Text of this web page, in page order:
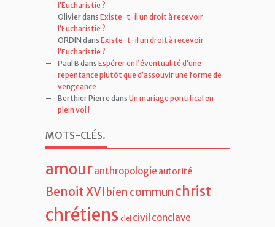
l’Eucharistie ?
Olivierdans Existe-t-il un droit à recevoir
l’Eucharistie ?
ORDIN dans Existe-t-il un droit à recevoir
l’Eucharistie ?
Paul B dans Espérer en l’éventualité d’une
repentance plutôt que d’assouvir une forme de
vengeance
Berthier Pierredans Un mariage pontifical en
plein vol !
MOTS-CLÉS.
amouranthropologie autorité
Benoit XVIbien communchrist
chrétiens ciel civil conclave